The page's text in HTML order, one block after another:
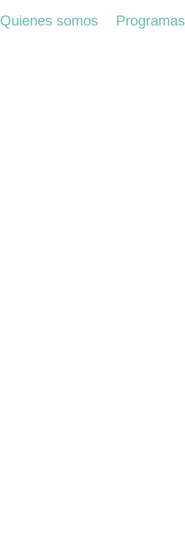
Quienes somos Programas